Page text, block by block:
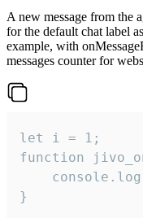
A new message from the
for the default chat label
example, with
messages counter for
let i = 1;
function
}